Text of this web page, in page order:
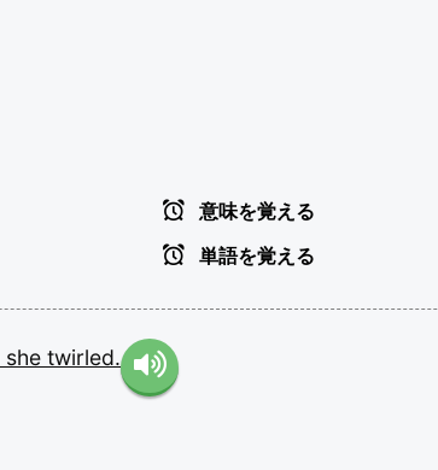
意味を覚える
単語を覚える
she twirled.